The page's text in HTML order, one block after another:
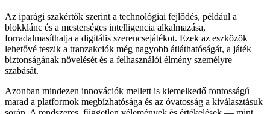
Az iparági szakértők szerint a technológiai fejlődés, például a
blokklánc és a mesterséges intelligencia alkalmazása,
forradalmasíthatja a digitális szerencsejátékot. Ezek az eszközök
lehetővé teszik a tranzakciók még nagyobb átláthatóságát, a játék
biztonságának növelését és a felhasználói élmény személyre
szabását.
Azonban mindezen innovációk mellett is kiemelkedő fontosságú
marad a platformok megbízhatósága és az óvatosság a kiválasztásuk